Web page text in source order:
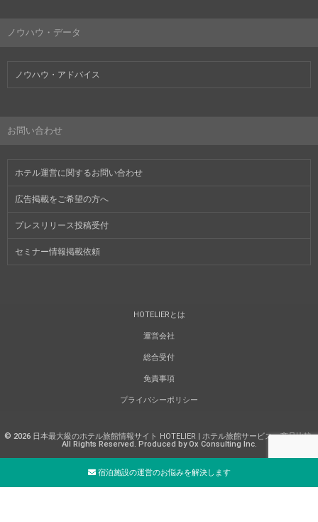
ノウハウ・データ
ノウハウ・アドバイス
お問い合わせ
ホテル運営に関するお問い合わせ
広告掲載をご希望の方へ
プレスリリース投稿受付
セミナー情報掲載依頼
HOTELIERとは
運営会社
総合受付
免責事項
プライバシーポリシー
© 2026 日本最大級のホテル旅館情報サイト HOTELIER | ホテル旅館サービス・商品比較.
All Rights Reserved. Produced by Ox Consulting Inc.
宿泊施設の運営のお悩みを解決します